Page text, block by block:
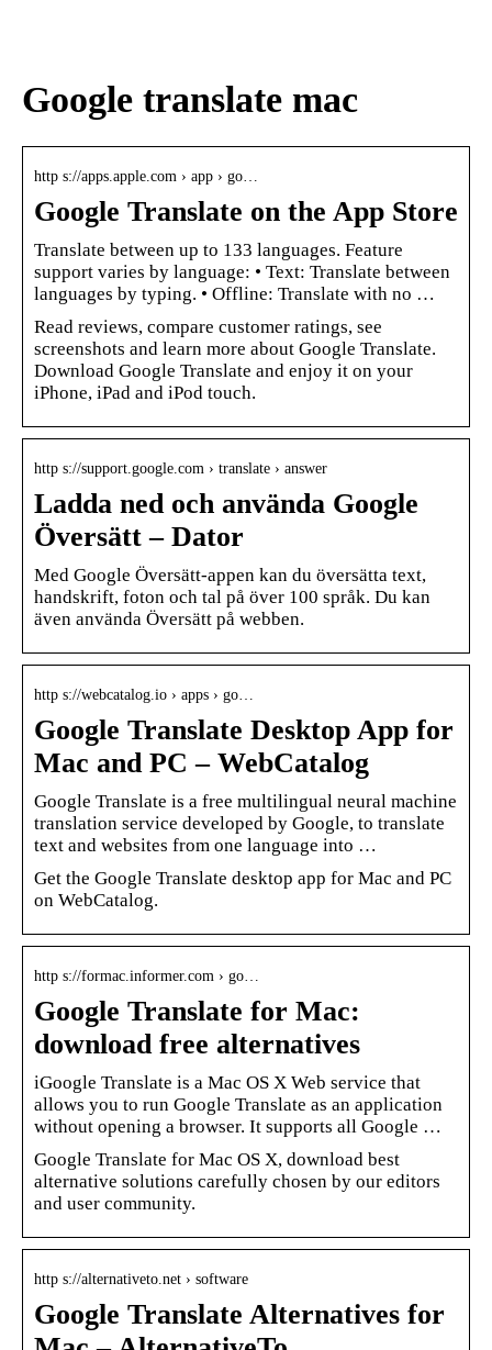
Google translate mac
http s://apps.apple.com › app › go…
Google Translate on the App Store
Translate between up to 133 languages. Feature
support varies by language: • Text: Translate between
languages by typing. • Offline: Translate with no …
Read reviews, compare customer ratings, see
screenshots and learn more about Google Translate.
Download Google Translate and enjoy it on your
iPhone, iPad and iPod touch.
http s://support.google.com › translate › answer
Ladda ned och använda Google
Översätt – Dator
Med Google Översätt-appen kan du översätta text,
handskrift, foton och tal på över 100 språk. Du kan
även använda Översätt på webben.
http s://webcatalog.io › apps › go…
Google Translate Desktop App for
Mac and PC – WebCatalog
Google Translate is a free multilingual neural machine
translation service developed by Google, to translate
text and websites from one language into …
Get the Google Translate desktop app for Mac and PC
on WebCatalog.
http s://formac.informer.com › go…
Google Translate for Mac:
download free alternatives
iGoogle Translate is a Mac OS X Web service that
allows you to run Google Translate as an application
without opening a browser. It supports all Google …
Google Translate for Mac OS X, download best
alternative solutions carefully chosen by our editors
and user community.
http s://alternativeto.net › software
Google Translate Alternatives for